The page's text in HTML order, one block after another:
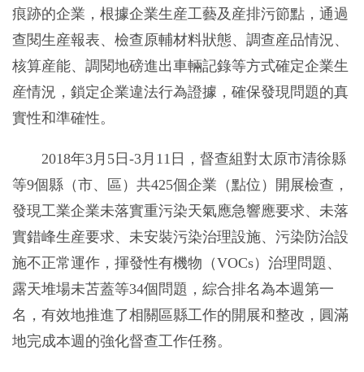
痕跡的企業，根據企業生産工藝及産排污節點，通過
查閱生産報表、檢查原輔材料狀態、調查産品情況、
核算産能、調閱地磅進出車輛記錄等方式確定企業生
産情況，鎖定企業違法行為證據，確保發現問題的真
實性和準確性。
2018年3月5日-3月11日 ，督查組對太原市清徐縣
等9個縣（市、區）共425個企業（點位）開展檢查，
發現工業企業未落實重污染天氣應急響應要求、未落
實錯峰生産要求、未安裝污染治理設施、污染防治設
施不正常運作，揮發性有機物（VOCs）治理問題、
露天堆場未苫蓋等34個問題，綜合排名為本週第一
名，有效地推進了相關區縣工作的開展和整改，圓滿
地完成本週的強化督查工作任務。